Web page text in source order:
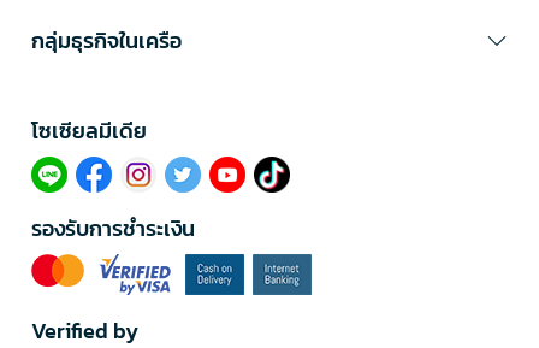
กลุ่มธุรกิจในเครือ
โซเซียลมีเดีย​
รองรับการชำระเงิน
Verified by